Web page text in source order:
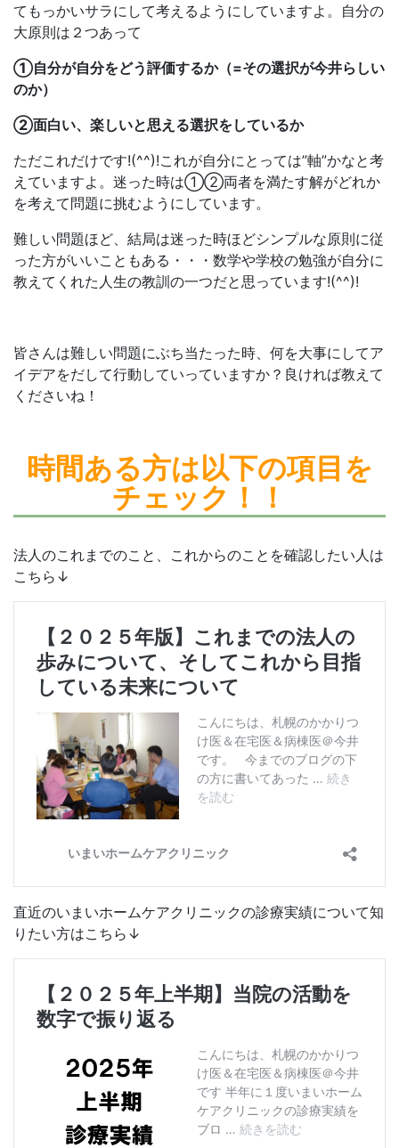
てもっかいサラにして考えるようにしていますよ。自分の
大原則は２つあって
①自分が自分をどう評価するか（=その選択が今井らしい
のか）
②面白い、楽しいと思える選択をしているか
ただこれだけです!(^^)!これが自分にとっては”軸”かなと考
えていますよ。迷った時は①②両者を満たす解がどれか
を考えて問題に挑むようにしています。
難しい問題ほど、結局は迷った時ほどシンプルな原則に従
った方がいいこともある・・・数学や学校の勉強が自分に
教えてくれた人生の教訓の一つだと思っています!(^^)!
皆さんは難しい問題にぶち当たった時、何を大事にしてア
イデアをだして行動していっていますか？良ければ教えて
くださいね！
時間ある方は以下の項目を
チェック！！
法人のこれまでのこと、これからのことを確認したい人は
こちら↓
直近のいまいホームケアクリニックの診療実績について知
りたい方はこちら↓